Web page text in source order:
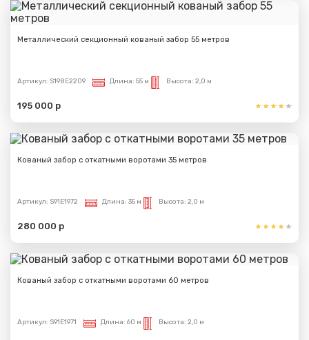
Металлический секционный кованый забор 55 метров
Артикул: S198E2209 Длина: 55 м Высота: 2,0 м
195 000 р
Кованый забор с откатными воротами 35 метров
Артикул: S91E1972 Длина: 35 м Высота: 2,0 м
280 000 р
Кованый забор с откатными воротами 60 метров
Артикул: S91E1971 Длина: 60 м Высота: 2,0 м